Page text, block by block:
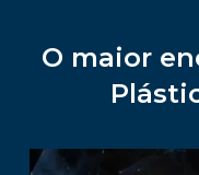
O maior
Play